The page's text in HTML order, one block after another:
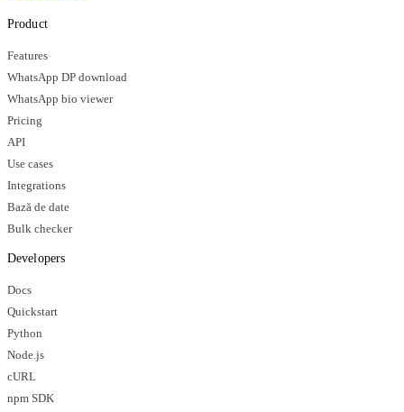
Product
Features
WhatsApp DP download
WhatsApp bio viewer
Pricing
API
Use cases
Integrations
Bază de date
Bulk checker
Developers
Docs
Quickstart
Python
Node.js
cURL
npm SDK